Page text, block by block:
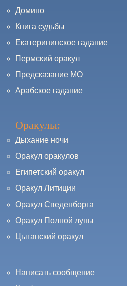
Домино
Книга судьбы
Екатерининское гадание
Пермский оракул
Предсказание МО
Арабское гадание
Оракулы:
Дыхание ночи
Оракул оракулов
Египетский оракул
Оракул Литиции
Оракул Сведенборга
Оракул Полной луны
Цыганский оракул
Написать сообщение